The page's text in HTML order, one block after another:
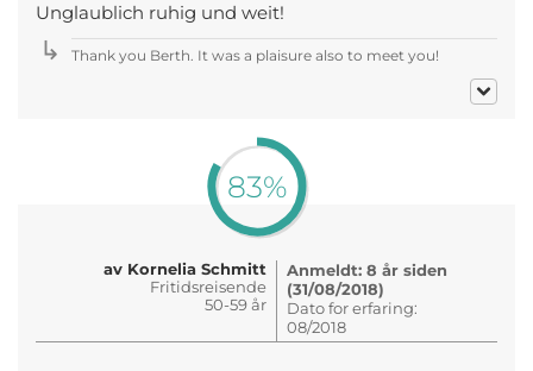
Unglaublich ruhig und weit!
Thank you Berth. It was a plaisure also to meet you!
83%
av Kornelia Schmitt
Fritidsreisende
50-59 år
Anmeldt: 8 år siden
(31/08/2018)
Dato for erfaring:
08/2018